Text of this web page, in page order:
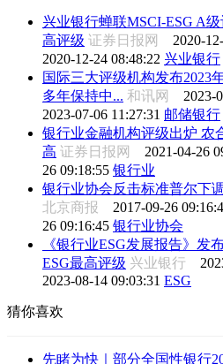
兴业银行蝉联MSCI-ESG A
高评级 证券日报网 2020-
2020-12-24 08:48:22 兴业银行
国际三大评级机构发布2023
多年保持中... 和讯网 2023-
2023-07-06 11:27:31 邮储银行
银行业金融机构评级出炉 农
高 证券日报网 2021-04-26
26 09:18:55 银行业
银行业协会反击标准普尔下
北京商报 2017-09-26
26 09:16:45 银行业协会
《银行业ESG发展报告》发
ESG最高评级 兴业银行
2023-08-14 09:03:31 ESG
猜你喜欢
先睹为快｜部分全国性银行